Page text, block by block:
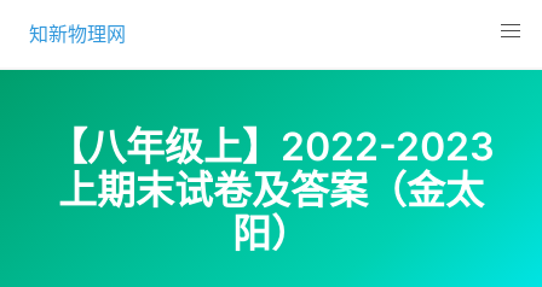
content
知新物理网
【八年级上】2022-2023
上期末试卷及答案（金太
阳）